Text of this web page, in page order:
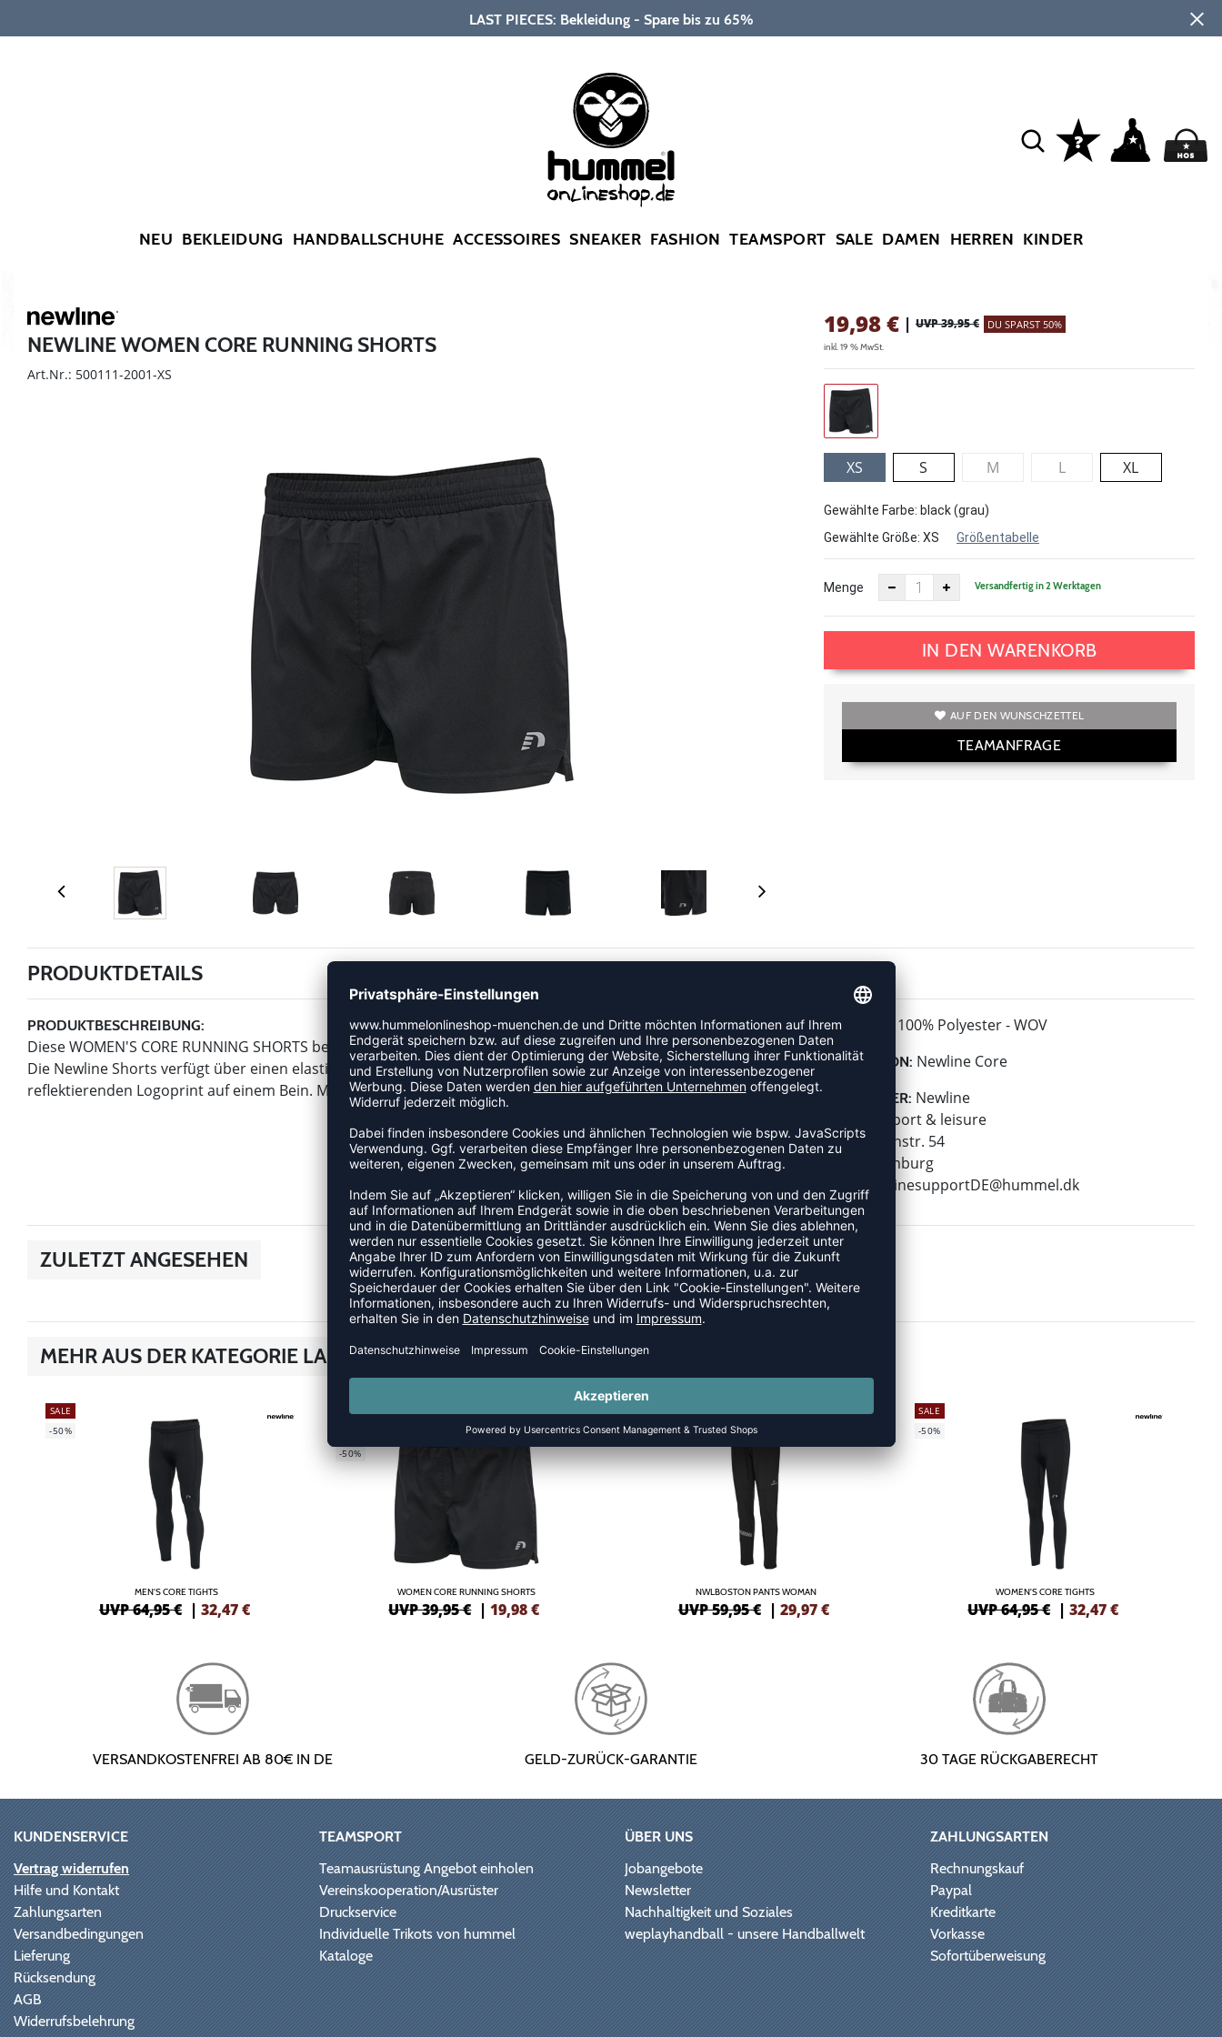
LAST PIECES: Bekleidung - Spare bis zu 65%
NEU BEKLEIDUNG HANDBALLSCHUHE ACCESSOIRES SNEAKER FASHION TEAMSPORT SALE DAMEN HERREN KINDER
NEWLINE WOMEN CORE RUNNING SHORTS
Art.Nr.: 500111-2001-XS
19,98€ | UVP 39,95 € DU SPARST 50%
inkl. 19 % MwSt.
XS S M L XL
Gewählte Farbe: black (grau)
Gewählte Größe: XS Größentabelle
Menge Versandfertig in 2 Werktagen
IN DEN WARENKORB
AUF DEN WUNSCHZETTEL
TEAMANFRAGE
PRODUKTDETAILS
PRODUKTBESCHREIBUNG:
Diese WOMEN'S CORE RUNNING SHORTS besteht aus recyceltem Polyester, um die Umwelt weniger zu belasten.
Die Newline Shorts verfügt über einen elastischen Bund mit Zugschnur für eine bequeme Passform sowie einen
reflektierenden Logoprint auf einem Bein. Mit Mesh-Innenhose und Reißverschlusstasche hinten.
MATERIAL: 100% Polyester - WOV
KOLLEKTION: Newline Core
HERSTELLER: Newline
hummel sport & leisure
Leverkusenstr. 54
22761 Hamburg
E-Mail:
onlinesupportDE@hummel.dk
ZULETZT ANGESEHEN
MEHR AUS DER KATEGORIE LAUFHOSEN
SALE
-50%
MEN'S CORE TIGHTS
UVP 64,95 € | 32,47€
SALE
-50%
WOMEN CORE RUNNING SHORTS
UVP 39,95 € |19,98€
-50%
NWLBOSTON PANTS WOMAN
UVP 59,95 € | 29,97€
SALE
-50%
WOMEN'S CORE TIGHTS
UVP 64,95 € |32,47€
VERSANDKOSTENFREI AB 80€ IN DE GELD-ZURÜCK-GARANTIE 30 TAGE RÜCKGABERECHT
KUNDENSERVICE
Vertrag widerrufen
Hilfe und Kontakt
Zahlungsarten
Versandbedingungen
Lieferung
Rücksendung
AGB
Widerrufsbelehrung
TEAMSPORT
Teamausrüstung Angebot einholen
Vereinskooperation/Ausrüster
Druckservice
Individuelle Trikots von hummel
Kataloge
ÜBER UNS
Jobangebote
Newsletter
Nachhaltigkeit und Soziales
weplayhandball - unsere Handballwelt
ZAHLUNGSARTEN
Rechnungskauf
Paypal
Kreditkarte
Vorkasse
Sofortüberweisung